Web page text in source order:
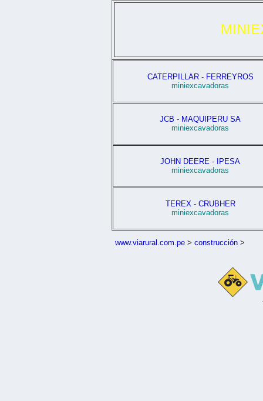
CATERPILLAR - FERREYROS
miniexcavadoras
JCB - MAQUIPERU SA
miniexcavadoras
JOHN DEERE - IPESA
miniexcavadoras
TEREX - CRUBHER
miniexcavadoras
www.viarural.com.pe > construcción >